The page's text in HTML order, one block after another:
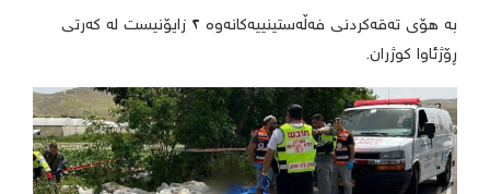
بە هۆی تەقەکردنی فەڵەستینییەکانەوە ٢ زایۆنیست لە کەرتی
ڕۆژئاوا کوژران.